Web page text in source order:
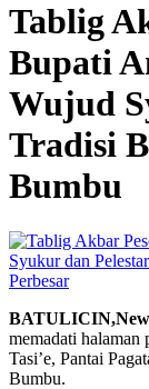
Tablig
Bupati
Wujud
Tradisi
Bumbu
Perbesar
memadati halaman
Tasi’e, Pantai
Bumbu.